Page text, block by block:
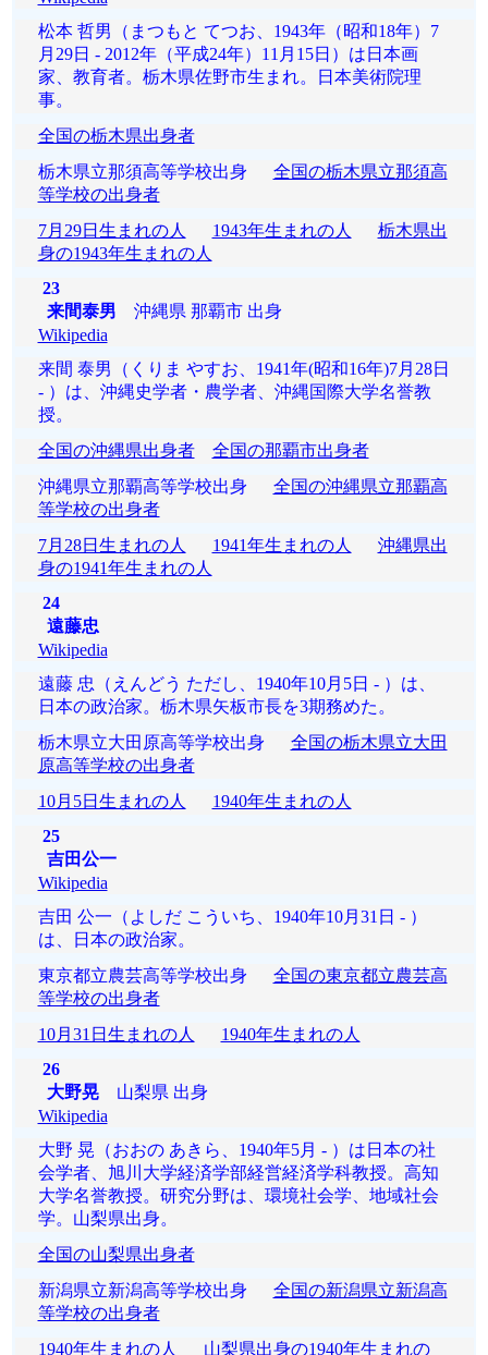
松本 哲男（まつもと てつお、1943年（昭和18年）7
月29日 - 2012年（平成24年）11月15日）は日本画
家、教育者。栃木県佐野市生まれ。日本美術院理
事。
全国の栃木県出身者
栃木県立那須高等学校出身 全国の栃木県立那須高
等学校の出身者
7月29日生まれの人
1943年生まれの人
栃木県出
身の1943年生まれの人
23
来間泰男 沖縄県 那覇市 出身
Wikipedia
来間 泰男（くりま やすお、1941年(昭和16年)7月28日
- ）は、沖縄史学者・農学者、沖縄国際大学名誉教
授。
全国の沖縄県出身者
全国の那覇市出身者
沖縄県立那覇高等学校出身 全国の沖縄県立那覇高
等学校の出身者
7月28日生まれの人
1941年生まれの人
沖縄県出
身の1941年生まれの人
24
遠藤忠
Wikipedia
遠藤 忠（えんどう ただし、1940年10月5日 - ）は、
日本の政治家。栃木県矢板市長を3期務めた。
栃木県立大田原高等学校出身 全国の栃木県立大田
原高等学校の出身者
10月5日生まれの人
1940年生まれの人
25
吉田公一
Wikipedia
吉田 公一（よしだ こういち、1940年10月31日 - ）
は、日本の政治家。
東京都立農芸高等学校出身 全国の東京都立農芸高
等学校の出身者
10月31日生まれの人
1940年生まれの人
26
大野晃山梨県 出身
Wikipedia
大野 晃（おおの あきら、1940年5月 - ）は日本の社
会学者、旭川大学経済学部経営経済学科教授。高知
大学名誉教授。研究分野は、環境社会学、地域社会
学。山梨県出身。
全国の山梨県出身者
新潟県立新潟高等学校出身 全国の新潟県立新潟高
等学校の出身者
1940年生まれの人
山梨県出身の1940年生まれの